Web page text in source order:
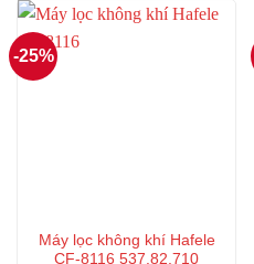
-25%
Máy lọc không khí Hafele
CF-8116 537.82.710